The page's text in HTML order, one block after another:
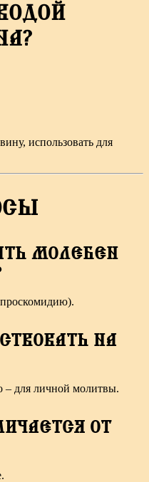
использовать для
МОЛЕБЕН
проскомидию).
НА
– для личной молитвы.
ОТ